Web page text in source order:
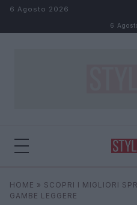
Salta al contenuto
6 Agosto 2026
6
Cerca
HOME » SCOPRI I MIGLIORI
GAMBE LEGGERE